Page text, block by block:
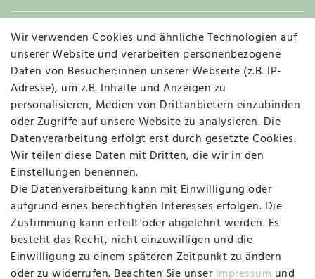
Widerruf
Vertrag widerrufen Kontakt
MAPALI VOR ORT
Herzogstraße 10
47533 Kleve
Montag, Dienstag, Donnerstag, Freitag
09:00 Uhr bis 13:00 Uhr
Wir verwenden Cookies und ähnliche Technologien auf
unserer Website und verarbeiten personenbezogene
Daten von Besucher:innen unserer Webseite (z.B. IP-
Adresse), um z.B. Inhalte und Anzeigen zu
personalisieren, Medien von Drittanbietern einzubinden
oder Zugriffe auf unsere Website zu analysieren. Die
Datenverarbeitung erfolgt erst durch gesetzte Cookies.
Wir teilen diese Daten mit Dritten, die wir in den
Einstellungen benennen.
Die Datenverarbeitung kann mit Einwilligung oder
aufgrund eines berechtigten Interesses erfolgen. Die
Zustimmung kann erteilt oder abgelehnt werden. Es
besteht das Recht, nicht einzuwilligen und die
Einwilligung zu einem späteren Zeitpunkt zu ändern
oder zu widerrufen. Beachten Sie unser Impressum und